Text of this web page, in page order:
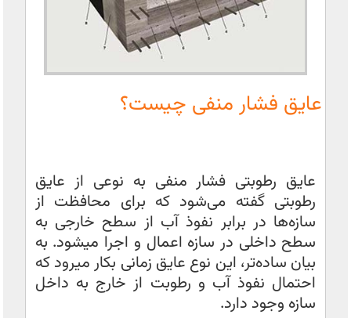
عایق فشار منفی چیست؟
عایق رطوبتی فشار منفی به نوعی از عایق
رطوبتی گفته می‌شود که برای محافظت از
سازه‌ها در برابر نفوذ آب از سطح خارجی به
سطح داخلی در سازه اعمال و اجرا میشود. به
بیان ساده‌تر، این نوع عایق زمانی بکار میرود که
احتمال نفوذ آب و رطوبت از خارج به داخل
سازه وجود دارد.